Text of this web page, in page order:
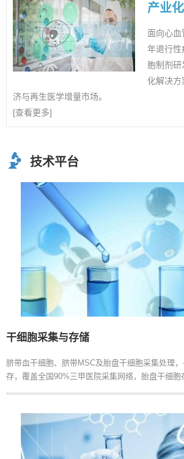
产业
面向心血
年退行性
胞制剂
化解决方
济与再生医学增量市场。
[查看更多]
技术平台
干细胞采集与存储
脐带血干细胞、脐带MSC及胎盘干细胞采集处理
存，覆盖全国90%三甲医院采集网络，胎盘干细胞